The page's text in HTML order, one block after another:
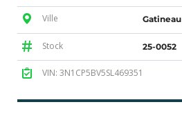
Ville Gatineau
Stock 25-0052
VIN: 3N1CP5BV5SL469351